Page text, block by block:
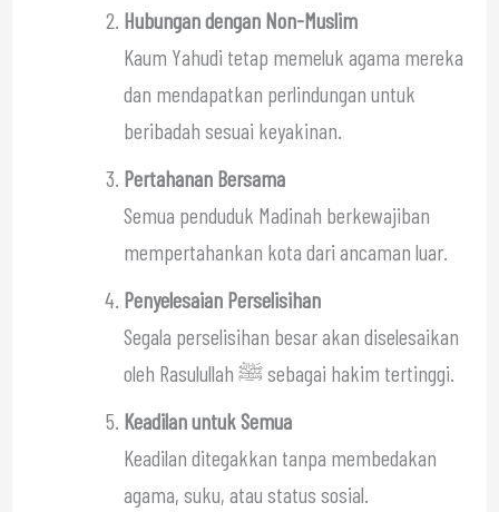
Hubungan dengan Non-Muslim
Kaum Yahudi tetap memeluk agama mereka
dan mendapatkan perlindungan untuk
beribadah sesuai keyakinan.
Pertahanan Bersama
Semua penduduk Madinah berkewajiban
mempertahankan kota dari ancaman luar.
Penyelesaian Perselisihan
Segala perselisihan besar akan diselesaikan
oleh Rasulullah ﷺ sebagai hakim tertinggi.
Keadilan untuk Semua
Keadilan ditegakkan tanpa membedakan
agama, suku, atau status sosial.